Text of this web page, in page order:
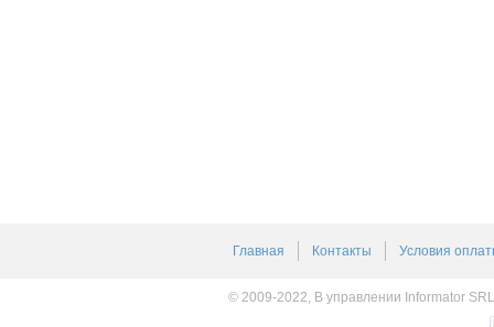
Главная Контакты Условия
© 2009-2022, В управлении Informator SRL